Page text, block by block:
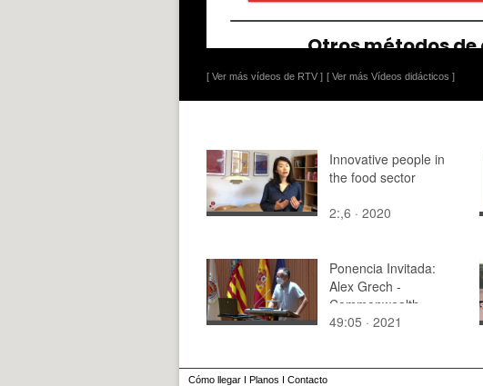
[ Ver más vídeos de RTV ] [ Ver más Vídeos didácticos ]
Innovative people in
the food sector
2:,6 · 2020
Ponencia Invitada:
Alex Grech -
Commonwealth
Centre for Connected
49:05 · 2021
Cómo llegar I Planos I Contacto